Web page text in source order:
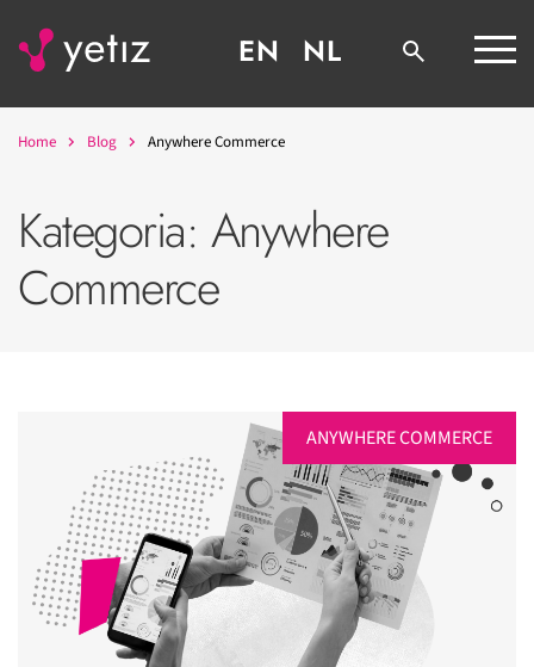
EN NL
Home Blog Anywhere Commerce
Kategoria: Anywhere
Commerce
ANYWHERE COMMERCE